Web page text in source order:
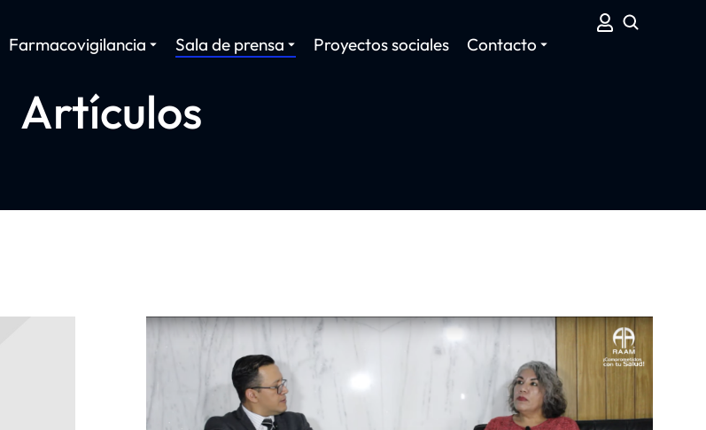
Farmacovigilancia Sala de prensa Proyectos sociales Contacto
Artículos